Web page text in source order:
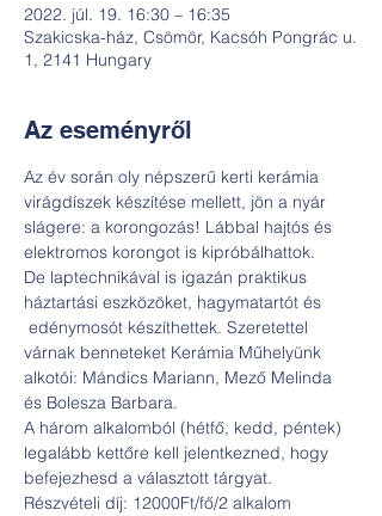
2022. júl. 19. 16:30 – 16:35
Szakicska-ház, Csömör, Kacsóh Pongrác u.
1, 2141 Hungary
Az eseményről
Az év során oly népszerű kerti kerámia
virágdíszek készítése mellett, jön a nyár
slágere: a korongozás! Lábbal hajtós és
elektromos korongot is kipróbálhattok.
De laptechnikával is igazán praktikus
háztartási eszközöket, hagymatartót és
edénymosót készíthettek. Szeretettel
várnak benneteket Kerámia Műhelyünk
alkotói: Mándics Mariann, Mező Melinda
és Bolesza Barbara.
A három alkalomból (hétfő, kedd, péntek)
legalább kettőre kell jelentkezned, hogy
befejezhesd a választott tárgyat.
Részvételi díj: 12000Ft/fő/2 alkalom